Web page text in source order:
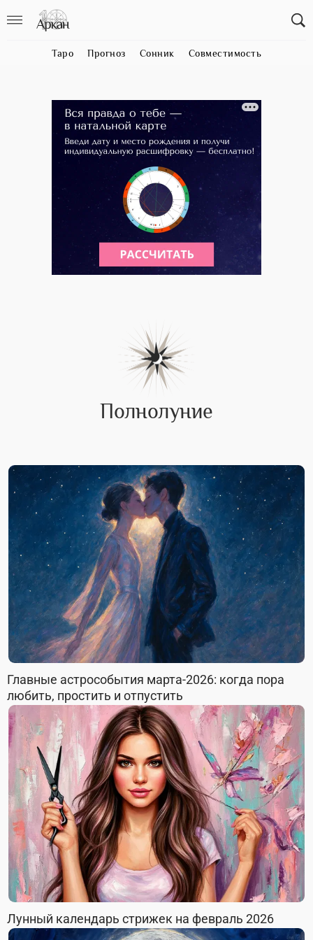
Таро Прогноз Сонник Совместимость
Полнолуние
Главные астрособытия марта-2026: когда пора
любить, простить и отпустить
Лунный календарь стрижек на февраль 2026